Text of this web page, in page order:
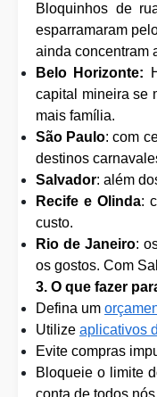
Bloquinhos de
esparramaram
ainda concentram
Belo Horizonte:
capital mineira se
mais família.
São Paulo: com
destinos
Salvador: além
Recife e Olinda:
custo.
Rio de Janeiro:
os gostos. Com
3. O que fazer
Defina um
Utilize aplicativos
Evite compras
Bloqueie o limite
conta de todos